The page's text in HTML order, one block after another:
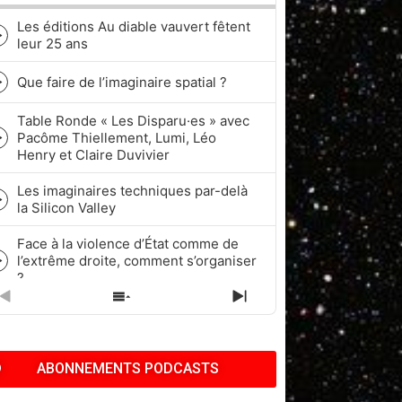
Les éditions Au diable vauvert fêtent
leur 25 ans
Que faire de l’imaginaire spatial ?
play
Table Ronde « Les Disparu·es » avec
Pacôme Thiellement, Lumi, Léo
Henry et Claire Duvivier
icon
Les imaginaires techniques par-delà
la Silicon Valley
Face à la violence d’État comme de
l’extrême droite, comment s’organiser
?
Quel rapport à l’historicité dans les
fiction ?
Pop Culture, Nostalgie et Capitalisme
PREVIOUS
EPISODE
SHOW
EPISODES
NEXT
EPISODE
ABONNEMENTS PODCASTS